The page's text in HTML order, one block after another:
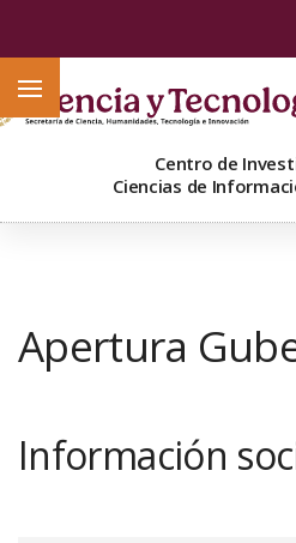
Centro de
Ciencias de
Apertura
Información